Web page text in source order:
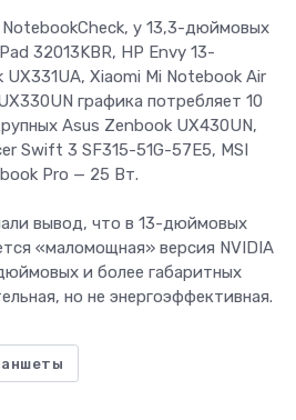
у 13,3-дюймовых
32013KBR, HP Envy 13-
Xiaomi Mi Notebook Air
графика потребляет 10
Asus Zenbook UX430UN,
Swift 3 SF315-51G-57E5, MSI
Pro — 25 Вт.
вывод, что в 13-дюймовых
«маломощная» версия NVIDIA
и более габаритных
но не энергоэффективная.